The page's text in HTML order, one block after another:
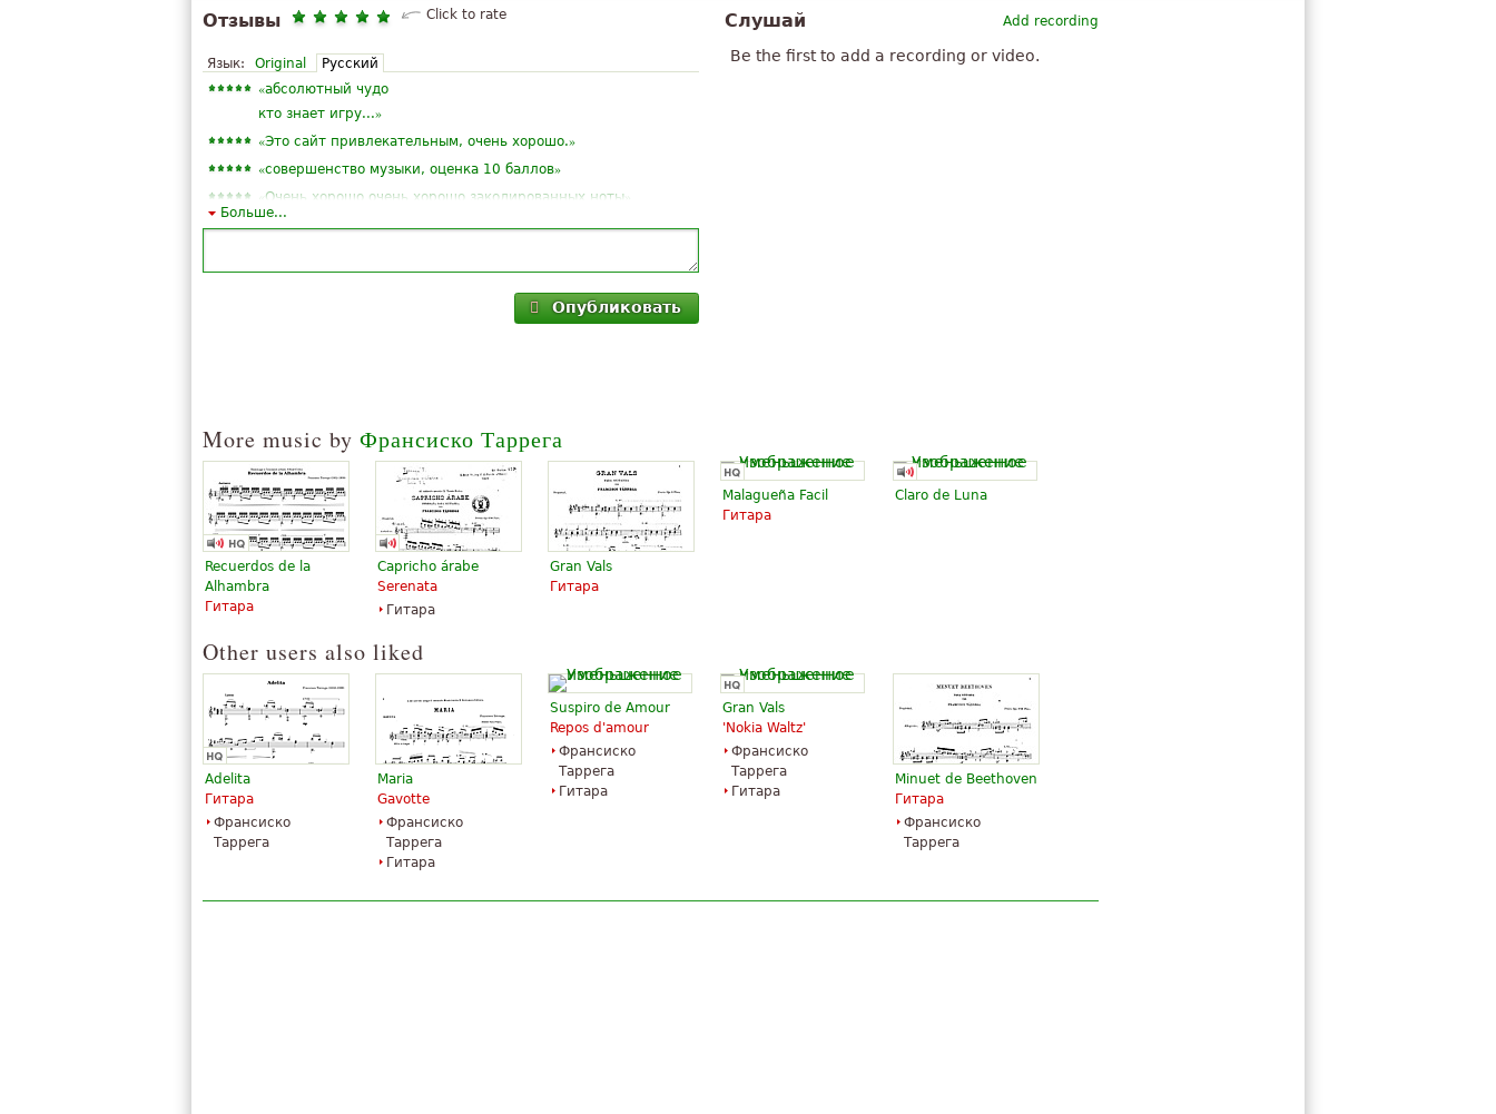
Add recording
Слушай
Be the first to add a recording or video.
Отзывы Click to rate
Язык: Original Русский
«абсолютный чудо
кто знает игру...»
«Это сайт привлекательным, очень хорошо.»
«совершенство музыки, оценка 10 баллов»
Очень хорошо очень хорошо закодированных ноты
«красивый, нежный и разрывной»
Больше...
Опубликовать
More music by Франсиско Таррега
Recuerdos de la
Alhambra
Гитара
Capricho árabe
Serenata
Гитара
Gran Vals
Гитара
Malagueña Facil
Гитара
Claro de Luna
Other users also liked
Adelita
Гитара
Франсиско
Таррега
Maria
Gavotte
Франсиско
Таррега
Гитара
Suspiro de Amour
Repos d'amour
Франсиско
Таррега
Гитара
Gran Vals
'Nokia Waltz'
Франсиско
Таррега
Гитара
Minuet de Beethoven
Гитара
Франсиско
Таррега